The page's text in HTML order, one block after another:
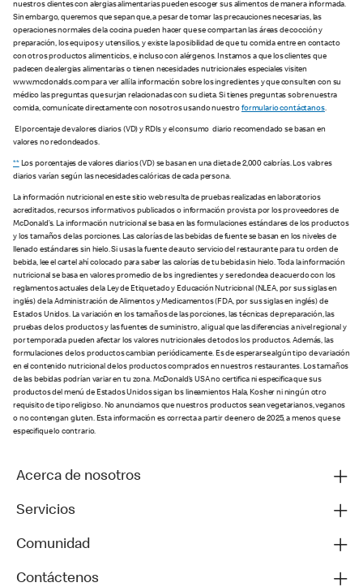
nuestros clientes con alergias alimentarias pueden escoger sus alimentos de manera informada.
Sin embargo, queremos que sepan que, a pesar de tomar las precauciones necesarias, las
operaciones normales de la cocina pueden hacer que se compartan las áreas de cocción y
preparación, los equipos y utensilios, y existe la posibilidad de que tu comida entre en contacto
con otros productos alimenticios, e incluso con alérgenos. Instamos a que los clientes que
padecen de alergias alimentarias o tienen necesidades nutricionales especiales visiten
www.mcdonalds.com para ver allí la información sobre los ingredientes y que consulten con su
médico las preguntas que surjan relacionadas con su dieta. Si tienes preguntas sobre nuestra
comida, comunícate directamente con nosotros usando nuestroformulario contáctanos.
El porcentaje de valores diarios (VD) y RDIs y el consumo diario recomendado se basan en
valores no redondeados.
**Los porcentajes de valores diarios (VD) se basan en una dieta de 2,000 calorías. Los valores
diarios varían según las necesidades calóricas de cada persona.
La información nutricional en este sitio web resulta de pruebas realizadas en laboratorios
acreditados, recursos informativos publicados o información provista por los proveedores de
McDonald’s. La información nutricional se basa en las formulaciones estándares de los productos
y los tamaños de las porciones. Las calorías de las bebidas de fuente se basan en los niveles de
llenado estándares sin hielo. Si usas la fuente de auto servicio del restaurante para tu orden de
bebida, lee el cartel ahí colocado para saber las calorías de tu bebida sin hielo. Toda la información
nutricional se basa en valores promedio de los ingredientes y se redondea de acuerdo con los
reglamentos actuales de la Ley de Etiquetado y Educación Nutricional (NLEA, por sus siglas en
inglés) de la Administración de Alimentos y Medicamentos (FDA, por sus siglas en inglés) de
Estados Unidos. La variación en los tamaños de las porciones, las técnicas de preparación, las
pruebas de los productos y las fuentes de suministro, al igual que las diferencias a nivel regional y
por temporada pueden afectar los valores nutricionales de todos los productos. Además, las
formulaciones de los productos cambian periódicamente. Es de esperarse algún tipo de variación
en el contenido nutricional de los productos comprados en nuestros restaurantes. Los tamaños
de las bebidas podrían variar en tu zona. McDonald’s USA no certifica ni especifica que sus
productos del menú de Estados Unidos sigan los lineamientos Hala, Kosher ni ningún otro
requisito de tipo religioso. No anunciamos que nuestros productos sean vegetarianos, veganos
o no contengan gluten. Esta información es correcta a partir de enero de 2025, a menos que se
especifique lo contrario.
Acerca de nosotros
Servicios
Comunidad
Contáctenos